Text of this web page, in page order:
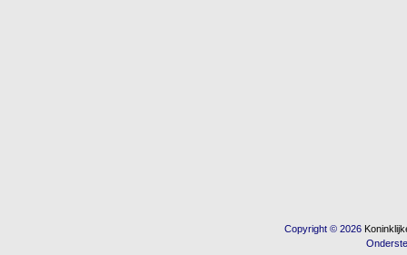
Copyright © 2026